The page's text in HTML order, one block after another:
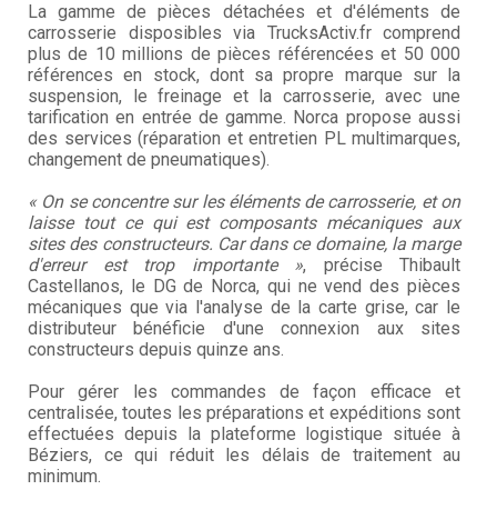
La gamme de pièces détachées et d'éléments de
carrosserie disposibles via TrucksActiv.fr comprend
plus de 10 millions de pièces référencées et 50 000
références en stock, dont sa propre marque sur la
suspension, le freinage et la carrosserie, avec une
tarification en entrée de gamme. Norca propose aussi
des services (réparation et entretien PL multimarques,
changement de pneumatiques).
« On se concentre sur les éléments de carrosserie, et on
laisse tout ce qui est composants mécaniques aux
sites des constructeurs. Car dans ce domaine, la marge
d'erreur est trop importante », précise Thibault
Castellanos, le DG de Norca, qui ne vend des pièces
mécaniques que via l'analyse de la carte grise, car le
distributeur bénéficie d'une connexion aux sites
constructeurs depuis quinze ans.
Pour gérer les commandes de façon efficace et
centralisée, toutes les préparations et expéditions sont
effectuées depuis la plateforme logistique située à
Béziers, ce qui réduit les délais de traitement au
minimum.